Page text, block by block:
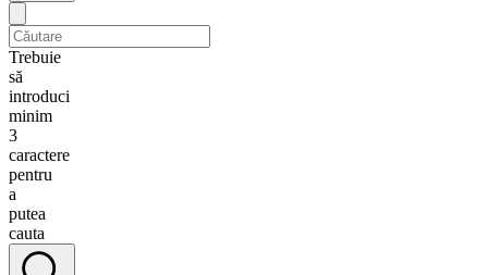
Trebuie
să
introduci
minim
3
caractere
pentru
a
putea
cauta